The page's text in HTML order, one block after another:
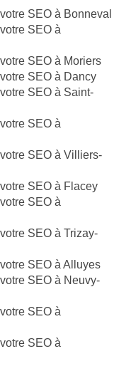
SEO à Bonneval
SEO à
SEO à Moriers
SEO à Dancy
SEO à Saint-
SEO à
SEO à Villiers-
SEO à Flacey
SEO à
SEO à Trizay-
SEO à Alluyes
SEO à Neuvy-
SEO à
SEO à